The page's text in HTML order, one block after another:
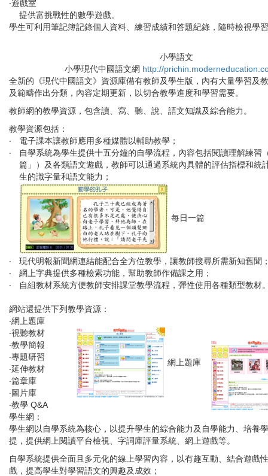
‧遊戲室
提供富挑戰性的數學遊戲。
學生可利用筆記簿記錄個人資料、練習成績和答題紀錄，隨時檢視學
小學語文
小學現代中國語文網 http://
全新的《現代中國語文》資源庫備有教師及學生版，內有大量學習及
及範疇作出分類，內容定期更新，以切合教學進度和學習需要。
教師網的教學資源，包含讀、寫、聽、說、語文知識及綜合能力。
教學資源包括：
‧
電子課本讓教師應用多種媒體以輔助教學；
‧
自學系統為學生提供十五分鐘的自學流程，內容包括閱讀理解練習
篇」）及各類語文遊戲，教師可以通過系統內具體的評估指標和統
生的識字量和語文能力；
每日一篇
‧
現代明報新聞網連結能配合全方位教學，讓教師搜尋所需新知舊聞
‧
網上字典提供多種檢索功能，幫助教師作備課之用；
‧
自組教材系統方便教師安排課堂教學流程，彈性使用各種類型教材
網站還提供下列教學資源：
‧網上題庫
網上題庫
‧視聽教材
‧教學簡報
‧專題研習
‧延伸教材
‧篇章庫
‧圖片庫
‧教學 Q&A
學生網：
學生網以自學系統為核心，以提升學生的綜合能力及自學能力、培養
提，提供網上閱讀平台檢視、字詞庫評量系統、網上遊戲等。
自學系統提供全面且多元化的線上學習內容，以有趣互動、結合遊戲
戲，提高學生對學習語文的興趣及成效；